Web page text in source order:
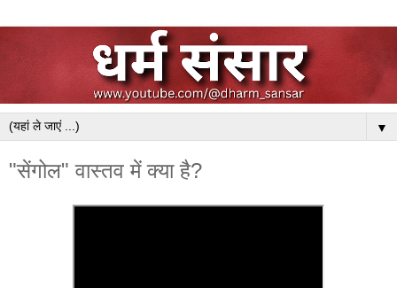
▼
"सेंगोल" वास्तव में क्या है?